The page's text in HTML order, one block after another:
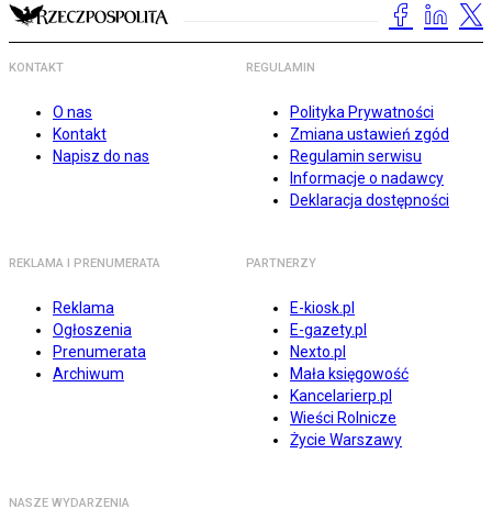
KONTAKT
O nas
Kontakt
Napisz do nas
REGULAMIN
Polityka Prywatności
Zmiana ustawień zgód
Regulamin serwisu
Informacje o nadawcy
Deklaracja dostępności
REKLAMA I PRENUMERATA
Reklama
Ogłoszenia
Prenumerata
Archiwum
PARTNERZY
E-kiosk.pl
E-gazety.pl
Nexto.pl
Mała księgowość
Kancelarierp.pl
Wieści Rolnicze
Życie Warszawy
NASZE WYDARZENIA